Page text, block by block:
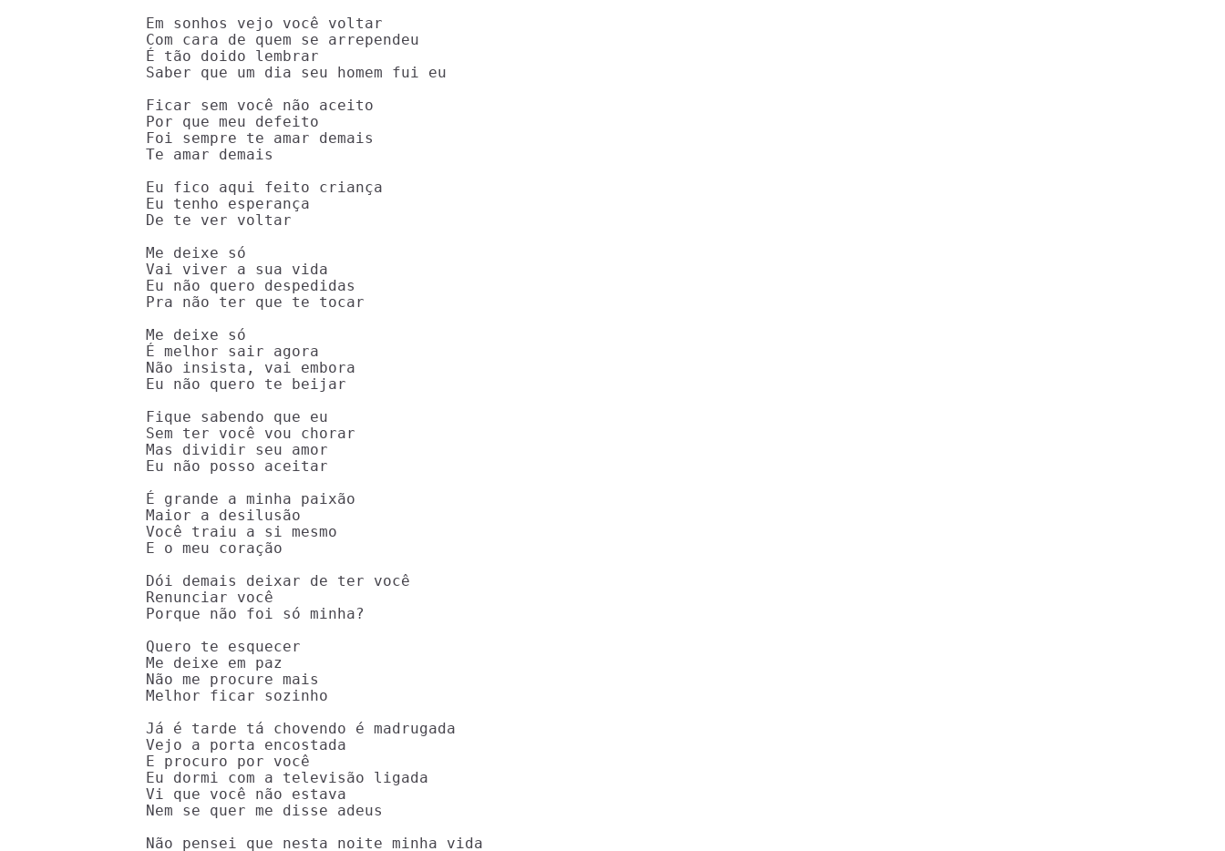
Em sonhos vejo você voltar
Com cara de quem se arrependeu
É tão doido lembrar
Saber que um dia seu homem fui eu
Ficar sem você não aceito
Por que meu defeito
Foi sempre te amar demais
Te amar demais
Eu fico aqui feito criança
Eu tenho esperança
De te ver voltar
Me deixe só
Vai viver a sua vida
Eu não quero despedidas
Pra não ter que te tocar
Me deixe só
É melhor sair agora
Não insista, vai embora
Eu não quero te beijar
Fique sabendo que eu
Sem ter você vou chorar
Mas dividir seu amor
Eu não posso aceitar
É grande a minha paixão
Maior a desilusão
Você traiu a si mesmo
E o meu coração
Dói demais deixar de ter você
Renunciar você
Porque não foi só minha?
Quero te esquecer
Me deixe em paz
Não me procure mais
Melhor ficar sozinho
Já é tarde tá chovendo é madrugada
Vejo a porta encostada
E procuro por você
Eu dormi com a televisão ligada
Vi que você não estava
Nem se quer me disse adeus
Não pensei que nesta noite minha vida